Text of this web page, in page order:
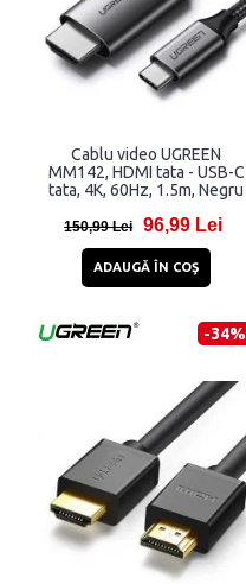
Cablu video UGREEN
MM142, HDMI tata - USB-C
tata, 4K, 60Hz, 1.5m, Negru
150,99 Lei 96,99 Lei
ADAUGĂ ÎN COŞ
-34%